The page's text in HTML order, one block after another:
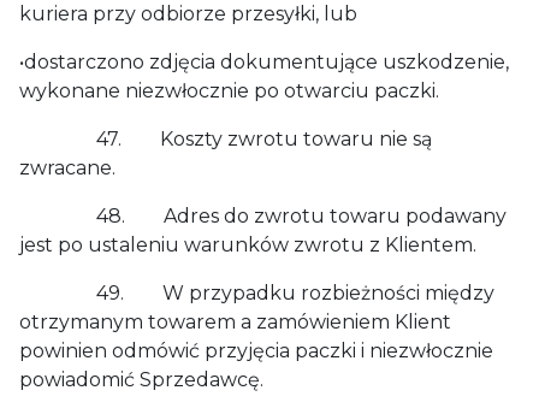
kuriera przy odbiorze przesyłki, lub
•dostarczono zdjęcia dokumentujące uszkodzenie,
wykonane niezwłocznie po otwarciu paczki.
47. Koszty zwrotu towaru nie są
zwracane.
48. Adres do zwrotu towaru podawany
jest po ustaleniu warunków zwrotu z Klientem.
49. W przypadku rozbieżności między
otrzymanym towarem a zamówieniem Klient
powinien odmówić przyjęcia paczki i niezwłocznie
powiadomić Sprzedawcę.